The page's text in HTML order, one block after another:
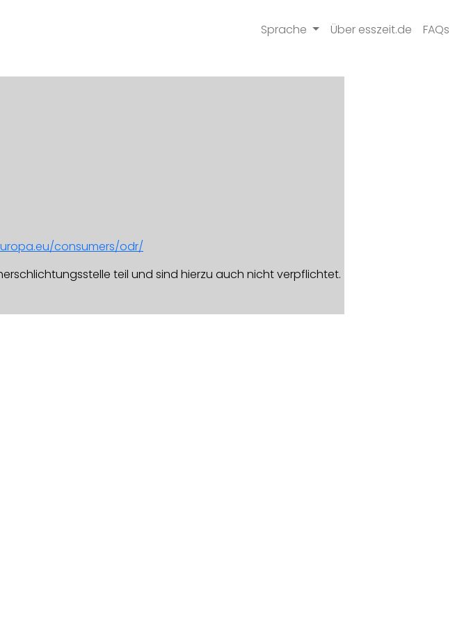
Sprache Über esszeit.de FAQs
consumers/odr/
teil und sind hierzu auch nicht verpflichtet.